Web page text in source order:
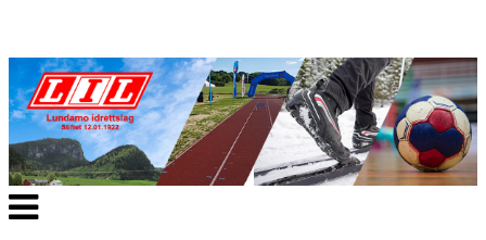
Veksle
navigasjon